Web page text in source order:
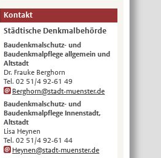
Deutsch
Nederlands
English
Українська
Türkçe
اللغة العربية
Français
Español
Polski
Kontakt
Städtische Denkmalbehörde
Baudenkmalschutz- und
Baudenkmalpflege allgemein und
Altstadt
Dr. Frauke Berghorn
Tel. 02 51/4 92-61 49
Berghorn@stadt-muenster.de
Baudenkmalschutz- und
Baudenkmalpflege Innenstadt,
Altstadt
Lisa Heynen
Tel. 02 51/4 92-61 44
Heynen@stadt-muenster.de